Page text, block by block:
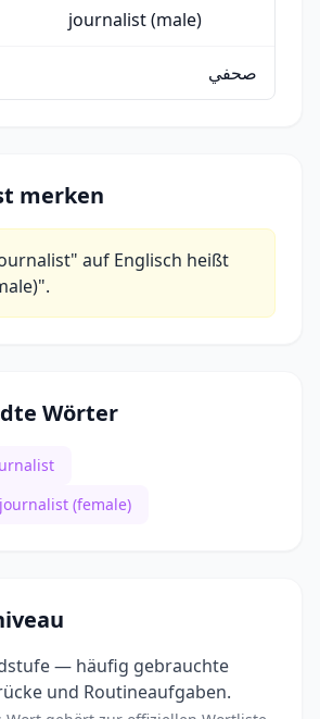
journalist (male)
صحفي
merken
auf Englisch heißt
Wörter
(female)
— häufig gebrauchte
und Routineaufgaben.